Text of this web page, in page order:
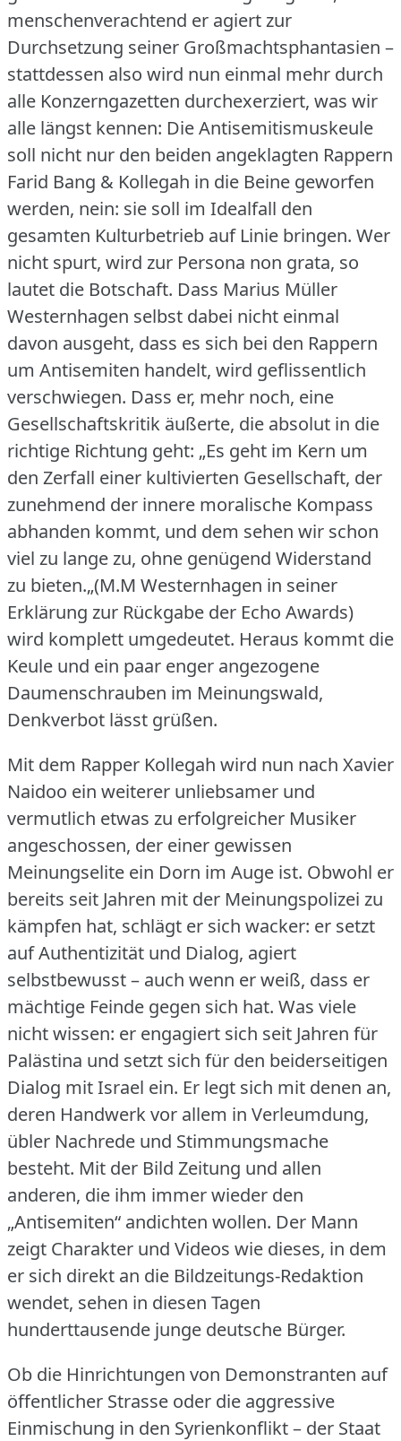
menschenverachtend er agiert zur
Durchsetzung seiner Großmachtsphantasien –
stattdessen also wird nun einmal mehr durch
alle Konzerngazetten durchexerziert, was wir
alle längst kennen: Die Antisemitismuskeule
soll nicht nur den beiden angeklagten Rappern
Farid Bang & Kollegah in die Beine geworfen
werden, nein: sie soll im Idealfall den
gesamten Kulturbetrieb auf Linie bringen. Wer
nicht spurt, wird zur Persona non grata, so
lautet die Botschaft. Dass Marius Müller
Westernhagen selbst dabei nicht einmal
davon ausgeht, dass es sich bei den Rappern
um Antisemiten handelt, wird geflissentlich
verschwiegen. Dass er, mehr noch, eine
Gesellschaftskritik äußerte, die absolut in die
richtige Richtung geht: „Es geht im Kern um
den Zerfall einer kultivierten Gesellschaft, der
zunehmend der innere moralische Kompass
abhanden kommt, und dem sehen wir schon
viel zu lange zu, ohne genügend Widerstand
zu bieten.„(M.M Westernhagen in seiner
Erklärung zur Rückgabe der Echo Awards)
wird komplett umgedeutet. Heraus kommt die
Keule und ein paar enger angezogene
Daumenschrauben im Meinungswald,
Denkverbot lässt grüßen.
Mit dem Rapper Kollegah wird nun nach Xavier
Naidoo ein weiterer unliebsamer und
vermutlich etwas zu erfolgreicher Musiker
angeschossen, der einer gewissen
Meinungselite ein Dorn im Auge ist. Obwohl er
bereits seit Jahren mit der Meinungspolizei zu
kämpfen hat, schlägt er sich wacker: er setzt
auf Authentizität und Dialog, agiert
selbstbewusst – auch wenn er weiß, dass er
mächtige Feinde gegen sich hat. Was viele
nicht wissen: er engagiert sich seit Jahren für
Palästina und setzt sich für den beiderseitigen
Dialog mit Israel ein. Er legt sich mit denen an,
deren Handwerk vor allem in Verleumdung,
übler Nachrede und Stimmungsmache
besteht. Mit der Bild Zeitung und allen
anderen, die ihm immer wieder den
„Antisemiten“ andichten wollen. Der Mann
zeigt Charakter und Videos wie dieses, in dem
er sich direkt an die Bildzeitungs-Redaktion
wendet, sehen in diesen Tagen
hunderttausende junge deutsche Bürger.
Ob die Hinrichtungen von Demonstranten auf
öffentlicher Strasse oder die aggressive
Einmischung in den Syrienkonflikt – der Staat